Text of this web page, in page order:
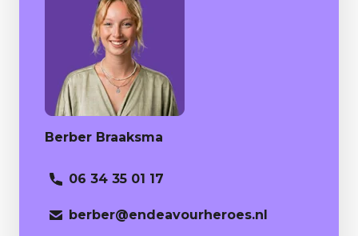
Berber Braaksma
06 34 35 01 17
berber@endeavourheroes.nl